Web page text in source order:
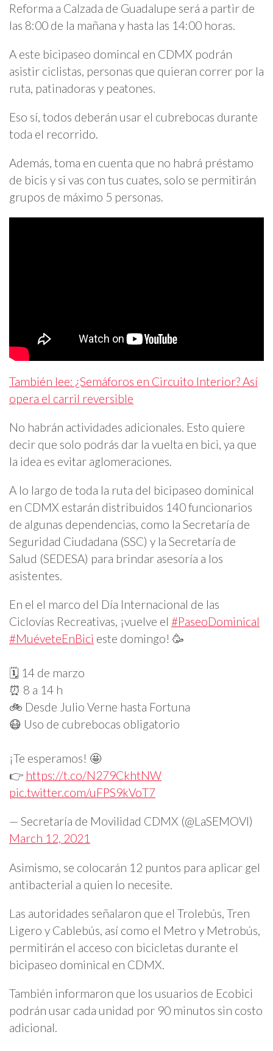
Reforma a Calzada de Guadalupe será a partir de
las 8:00 de la mañana y hasta las 14:00 horas.
A este bicipaseo domincal en CDMX podrán
asistir ciclistas, personas que quieran correr por la
ruta, patinadoras y peatones.
Eso sí, todos deberán usar el cubrebocas durante
toda el recorrido.
Además, toma en cuenta que no habrá préstamo
de bicis y si vas con tus cuates, solo se permitirán
grupos de máximo 5 personas.
También lee: ¿Semáforos en Circuito Interior? Así
opera el carril reversible
No habrán actividades adicionales. Esto quiere
decir que solo podrás dar la vuelta en bici, ya que
la idea es evitar aglomeraciones.
A lo largo de toda la ruta del bicipaseo dominical
en CDMX estarán distribuidos 140 funcionarios
de algunas dependencias, como la Secretaría de
Seguridad Ciudadana (SSC) y la Secretaría de
Salud (SEDESA) para brindar asesoría a los
asistentes.
En el el marco del Día Internacional de las
Ciclovías Recreativas, ¡vuelve el #PaseoDominical
#MuéveteEnBici este domingo! 🥳
🗓️ 14 de marzo
⏰ 8 a 14 h
🚲 Desde Julio Verne hasta Fortuna
😷 Uso de cubrebocas obligatorio
¡Te esperamos! 🤩
👉 https://t.co/N279CkhtNW
pic.twitter.com/uFPS9kVoT7
— Secretaría de Movilidad CDMX (@LaSEMOVI)
March 12, 2021
Asimismo, se colocarán 12 puntos para aplicar gel
antibacterial a quien lo necesite.
Las autoridades señalaron que el Trolebús, Tren
Ligero y Cablebús, así como el Metro y Metrobús,
permitirán el acceso con bicicletas durante el
bicipaseo dominical en CDMX.
También informaron que los usuarios de Ecobici
podrán usar cada unidad por 90 minutos sin costo
adicional.